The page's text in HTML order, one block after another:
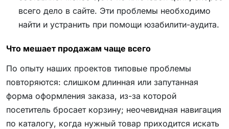
всего дело в сайте. Эти проблемы необходимо
найти и устранить при помощи юзабилити-аудита.
Что мешает продажам чаще всего
По опыту наших проектов типовые проблемы
повторяются: слишком длинная или запутанная
форма оформления заказа, из-за которой
посетитель бросает корзину; неочевидная навигация
по каталогу, когда нужный товар приходится искать